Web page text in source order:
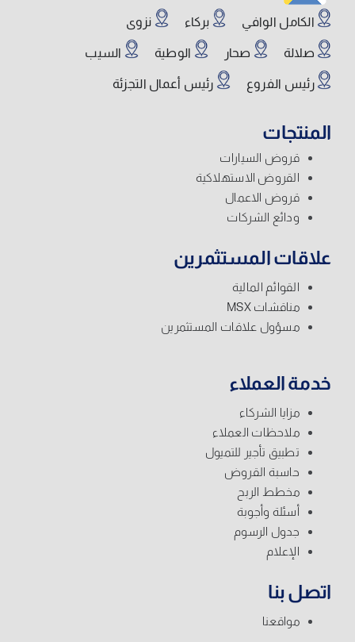
الكامل الوافي بركاء نزوى
صلالة صحار الوطية السيب
رئيس الفروع رئيس أعمال التجزئة
المنتجات
قروض السيارات
القروض الاستهلاكية
قروض الاعمال
ودائع الشركات
علاقات المستثمرين
القوائم المالية
مناقشات MSX
مسؤول علاقات المستثمرين
خدمة العملاء
مزايا الشركاء
ملاحظات العملاء
تطبيق تأجير للتميول
حاسبة القروض
مخطط الربح
أسئلة وأجوبة
جدول الرسوم
الإعلام
اتصل بنا
مواقعنا